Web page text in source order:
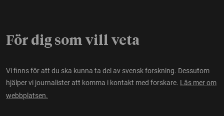
För dig som vill veta
Vi finns för att du ska kunna ta del av svensk forskning. Dessutom
hjälper vi journalister att komma i kontakt med forskare. Läs mer om
webbplatsen.